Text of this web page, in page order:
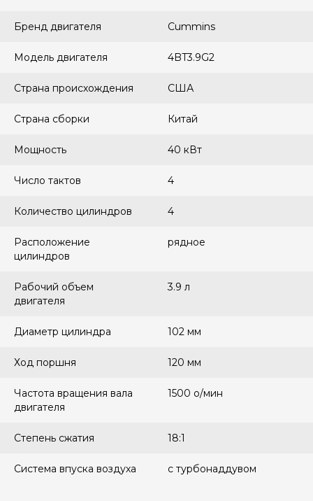
Бренд двигателя Cummins
Модель двигателя 4BT3.9G2
Страна происхождения США
Страна сборки Китай
Мощность 40 кВт
Число тактов 4
Количество цилиндров 4
Расположение
цилиндров
рядное
Рабочий объем
двигателя
3.9 л
Диаметр цилиндра 102 мм
Ход поршня 120 мм
Частота вращения вала
двигателя
1500 о/мин
Степень сжатия 18:1
Система впуска воздуха с турбонаддувом